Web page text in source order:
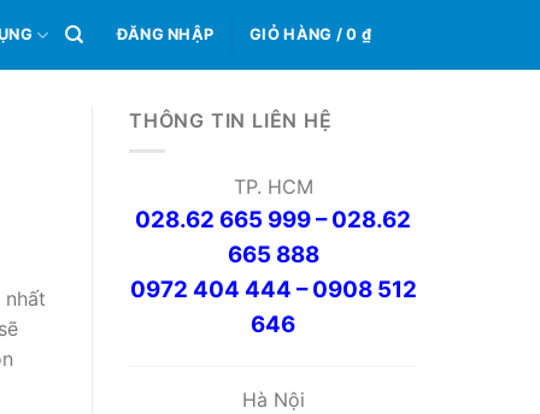
ĐĂNG NHẬP GIỎ HÀNG /0 ₫
THÔNG TIN LIÊN HỆ
TP. HCM
028.62 665 999 – 028.62
665 888
0972 404 444 – 0908 512
646
Hà Nội